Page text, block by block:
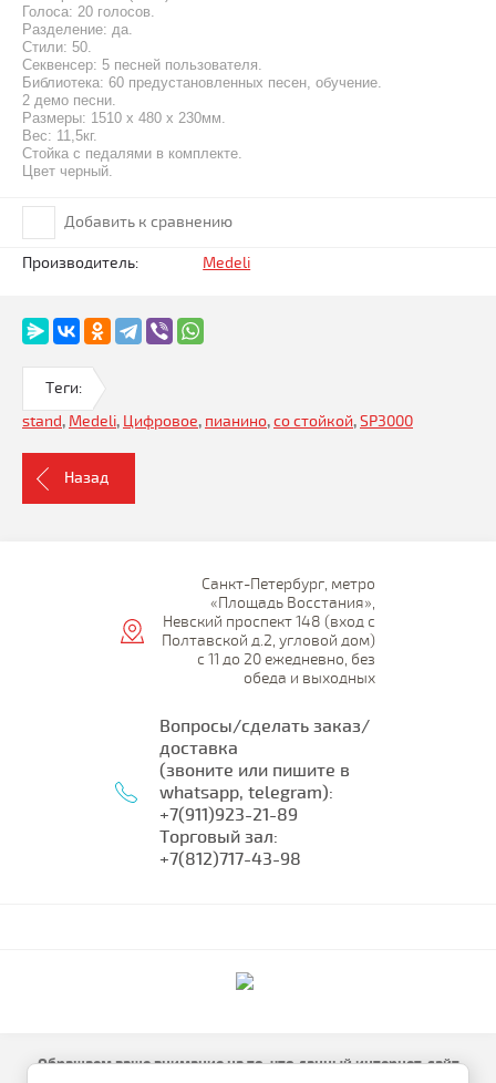
Голоса: 20 голосов.
Разделение: да.
Стили: 50.
Секвенсер: 5 песней пользователя.
Библиотека: 60 предустановленных песен, обучение.
2 демо песни.
Размеры: 1510 х 480 х 230мм.
Вес: 11,5кг.
Стойка с педалями в комплекте.
Цвет черный.
Добавить к сравнению
Производитель: Medeli
Теги:
stand, Medeli, Цифровое, пианино,со стойкой,SP3000
Назад
Санкт-Петербург, метро
«Площадь Восстания»,
Невский проспект 148 (вход с
Полтавской д.2, угловой дом)
с 11 до 20 ежедневно, без
обеда и выходных
Вопросы/сделать заказ/
доставка
(звоните или пишите в
whatsapp, telegram):
+7(911)923-21-89
Торговый зал:
+7(812)717-43-98
Обращаем ваше внимание на то, что данный интернет-сайт